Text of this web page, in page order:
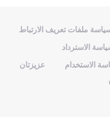
ملفات تعريف الارتباط
الاسترداد
الاستخدام
عزيزتان